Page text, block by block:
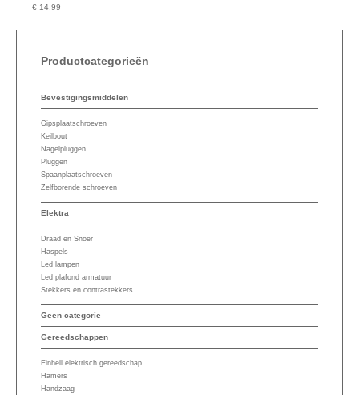
€ 14,99
Productcategorieën
Bevestigingsmiddelen
Gipsplaatschroeven
Keilbout
Nagelpluggen
Pluggen
Spaanplaatschroeven
Zelfborende schroeven
Elektra
Draad en Snoer
Haspels
Led lampen
Led plafond armatuur
Stekkers en contrastekkers
Geen categorie
Gereedschappen
Einhell elektrisch gereedschap
Hamers
Handzaag